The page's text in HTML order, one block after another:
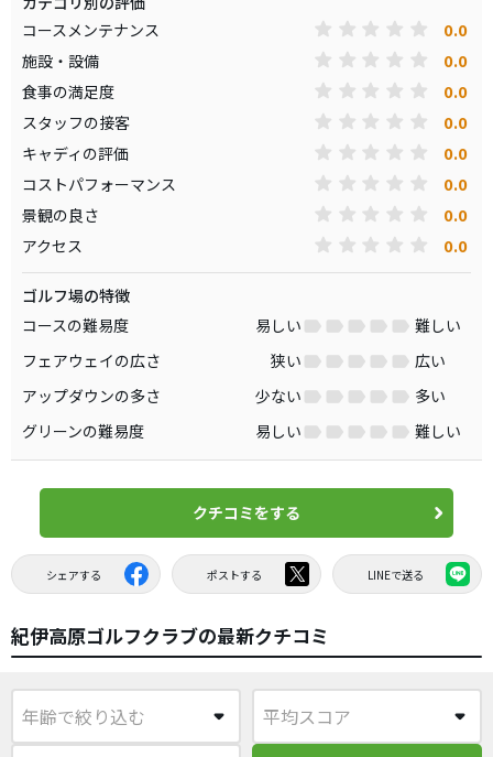
コースメンテナンス
0.0
施設・設備 0.0
食事の満足度 0.0
スタッフの接客 0.0
キャディの評価 0.0
コストパフォーマンス 0.0
景観の良さ 0.0
アクセス 0.0
ゴルフ場の特徴
コースの難易度
易しい
難しい
フェアウェイの広さ
狭い
広い
アップダウンの多さ
少ない
多い
グリーンの難易度
易しい 難しい
クチコミをする
シェアする ポストする LINEで送る
紀伊高原ゴルフクラブの最新クチコミ